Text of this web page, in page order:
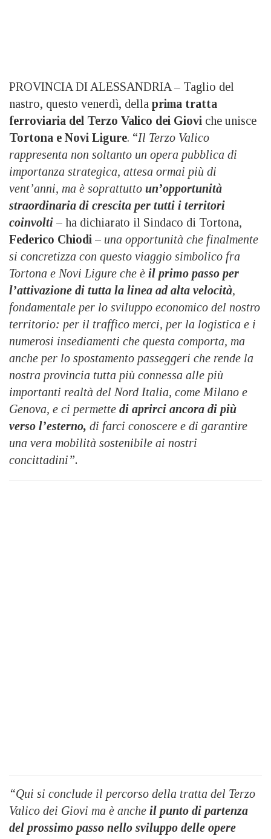
PROVINCIA DI ALESSANDRIA – Taglio del
nastro, questo venerdì, della prima tratta
ferroviaria del Terzo Valico dei Giovi che unisce
Tortona e Novi Ligure. “Il Terzo Valico
rappresenta non soltanto un opera pubblica di
importanza strategica, attesa ormai più di
vent’anni, ma è soprattutto un’opportunità
straordinaria di crescita per tutti i territori
coinvolti – ha dichiarato il Sindaco di Tortona,
Federico Chiodi – una opportunità che finalmente
si concretizza con questo viaggio simbolico fra
Tortona e Novi Ligure che è il primo passo per
l’attivazione di tutta la linea ad alta velocità,
fondamentale per lo sviluppo economico del nostro
territorio: per il traffico merci, per la logistica e i
numerosi insediamenti che questa comporta, ma
anche per lo spostamento passeggeri che rende la
nostra provincia tutta più connessa alle più
importanti realtà del Nord Italia, come Milano e
Genova, e ci permette di aprirci ancora di più
verso l’esterno, di farci conoscere e di garantire
una vera mobilità sostenibile ai nostri
concittadini”.
“Qui si conclude il percorso della tratta del Terzo
Valico dei Giovi ma è anche il punto di partenza
del prossimo passo nello sviluppo delle opere